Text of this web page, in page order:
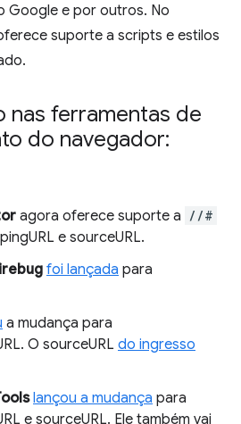
Google e por outros. No
suporte a scripts e estilos
nas ferramentas de
do navegador:
agora oferece suporte a //#
e sourceURL.
foi lançada para
a mudança para
O sourceURL do ingresso
lançou a mudança para
e sourceURL. Ele também vai